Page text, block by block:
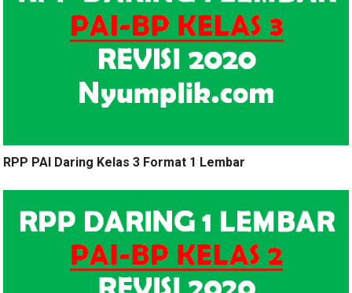
RPP PAI Daring Kelas 3 Format 1 Lembar